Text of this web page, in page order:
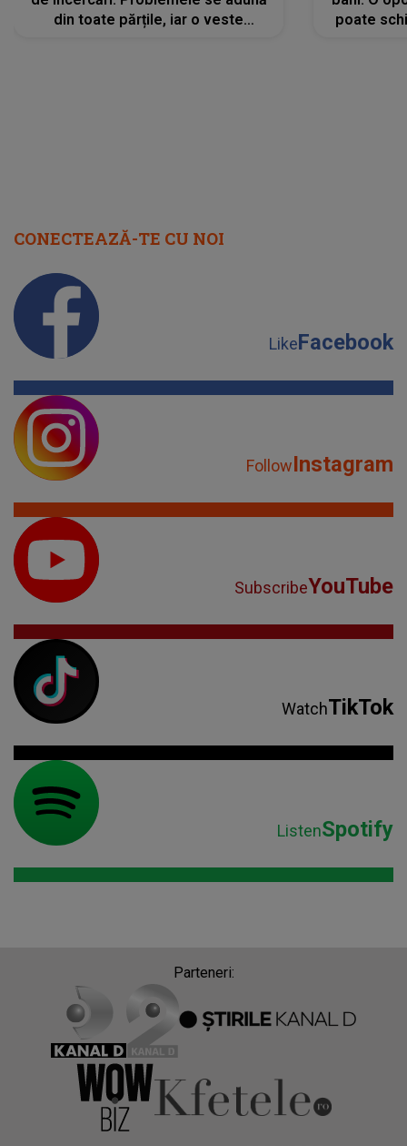
din toate părțile, iar o veste
poate
CONECTEAZĂ-TE CU NOI
LikeFacebook
FollowInstagram
SubscribeYouTube
WatchTikTok
ListenSpotify
Parteneri: